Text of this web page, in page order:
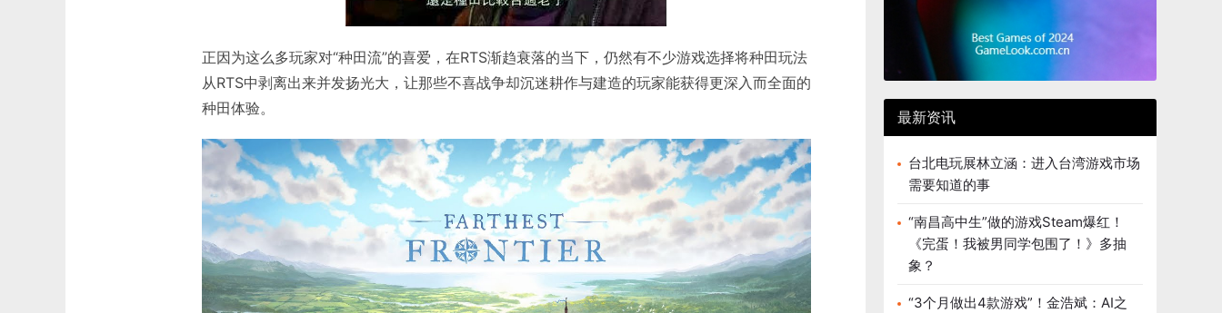
正因为这么多玩家对“种田流”的喜爱，在RTS渐趋衰落的当下，仍然有不少游戏选择将种田玩法
从RTS中剥离出来并发扬光大，让那些不喜战争却沉迷耕作与建造的玩家能获得更深入而全面的
种田体验。
最新资讯
台北电玩展林立涵：进入台湾游戏市场
需要知道的事
“南昌高中生”做的游戏Steam爆红！
《完蛋！我被男同学包围了！》多抽
象？
“3个月做出4款游戏”！金浩斌：AI之